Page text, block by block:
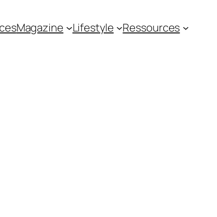
Magazine Lifestyle Ressources